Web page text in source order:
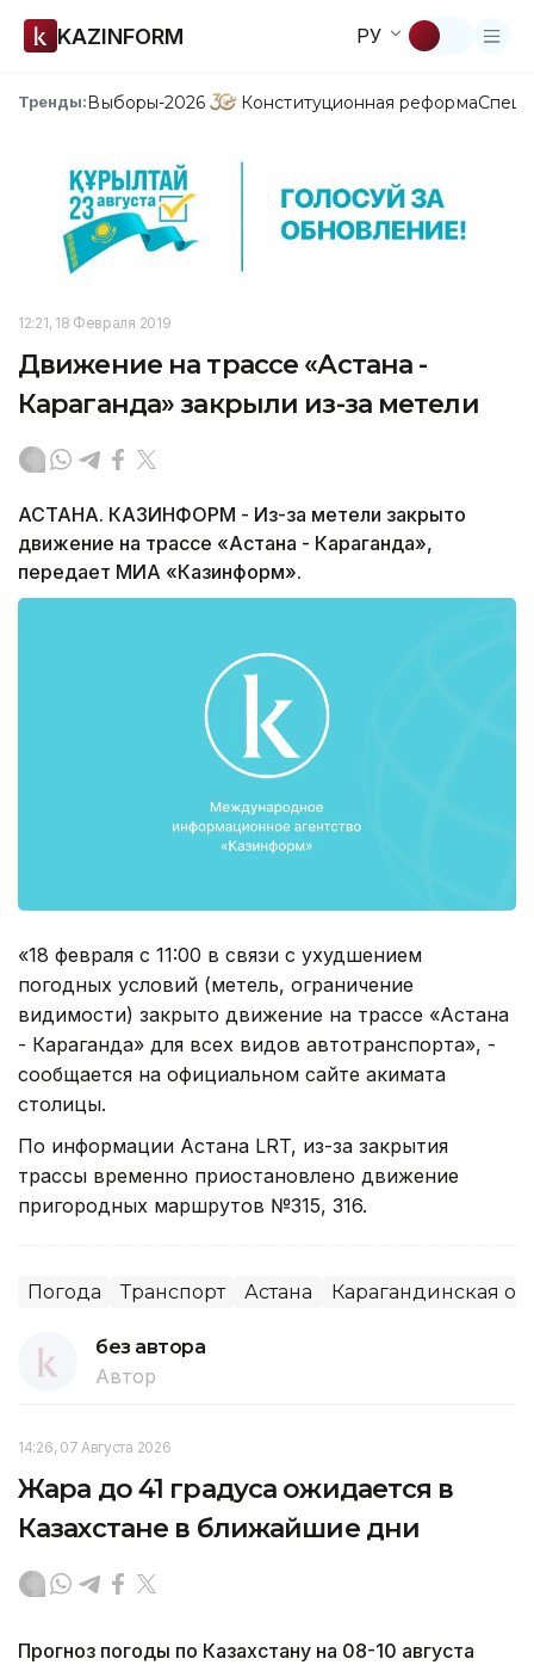
KAZINFORM РУ
Тренды:Выборы-2026 Конституционная реформа
12:21, 18 Февраля 2019
Движение на трассе «Астана -
Караганда» закрыли из-за метели
АСТАНА. КАЗИНФОРМ - Из-за метели закрыто
движение на трассе «Астана - Караганда»,
передает МИА «Казинформ».
«18 февраля с 11:00 в связи с ухудшением
погодных условий (метель, ограничение
видимости) закрыто движение на трассе «Астана
- Караганда» для всех видов автотранспорта», -
сообщается на официальном сайте акимата
столицы.
По информации Астана LRT, из-за закрытия
трассы временно приостановлено движение
пригородных маршрутов №315, 316.
Погода Транспорт Астана Карагандинская
без автора
Автор
14:26, 07 Августа 2026
Жара до 41 градуса ожидается в
Казахстане в ближайшие дни
Прогноз погоды по Казахстану на 08-10 августа